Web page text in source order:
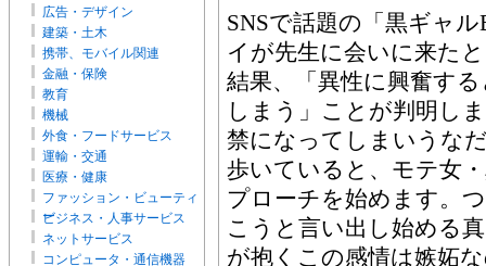
広告・デザイン
建築・土木
携帯、モバイル関連
金融・保険
教育
機械
外食・フードサービス
運輸・交通
医療・健康
ファッション・ビューティ
ー
ビジネス・人事サービス
ネットサービス
コンピュータ・通信機器
SNSで話題の「黒ギャ
イが先生に会いに来た
結果、「異性に興奮す
しまう」ことが判明し
禁になってしまいうな
歩いていると、モテ女
プローチを始めます。
こうと言い出し始める
が抱くこの感情は嫉妬